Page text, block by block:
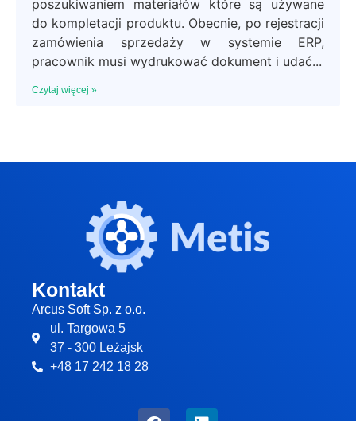
poszukiwaniem materiałów które są używane
do kompletacji produktu. Obecnie, po rejestracji
zamówienia sprzedaży w systemie ERP,
pracownik musi wydrukować dokument i udać
Czytaj więcej »
Kontakt
Arcus Soft Sp. z o.o.
ul. Targowa 5
37 - 300 Leżajsk
+48 17 242 18 28